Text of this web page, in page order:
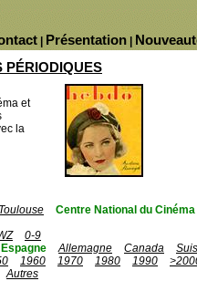
Présentation
PÉRIODIQUES
et
la
Centre National du
0-9
Espagne Allemagne Canada
1960 1970 1980 1990
Autres